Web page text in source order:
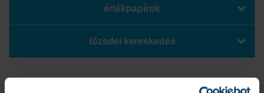
értékpapírok
tőzsdei kereskedés